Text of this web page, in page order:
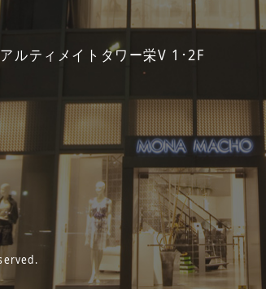
ルティメイトタワー栄V 1･2F